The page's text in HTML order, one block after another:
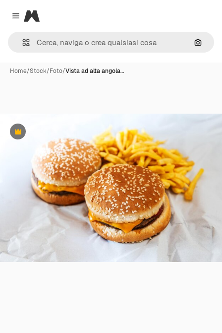
Close menu
Magnific
Cerca
Home/Stock/Foto/Vista ad alta angola…
Premium